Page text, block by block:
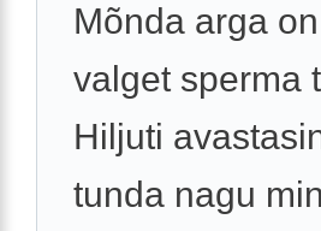
Mõnda arga
valget sperma
Hiljuti
tunda nagu